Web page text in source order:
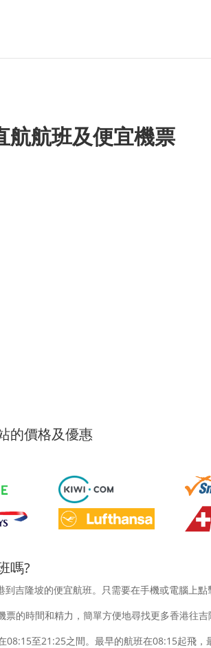
航航班及便宜機票
的價格及優惠
嗎?
吉隆坡的便宜航班。只需要在手機或電腦上
的時間和精力，簡單方便地尋找更多香港往吉
08:15至21:25之間。最早的航班在08:15起飛